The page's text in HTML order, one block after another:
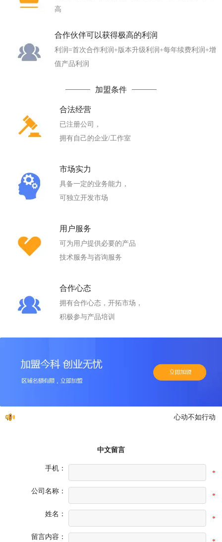
高
合作伙伴可以获得极高的利润
利润=首次合作利润+版本升级利润+每年续费利润+增
值产品利润
加盟条件
合法经营
已注册公司，
拥有自己的企业/工作室
市场实力
具备一定的业务能力，
可独立开发市场
用户服务
可为用户提供必要的产品
技术服务与咨询服务
合作心态
拥有合作心态，开拓市场，
积极参与产品培训
心动不如行动，
中文留言
手机：
*
公司名称：
*
姓名：
*
留言内容：